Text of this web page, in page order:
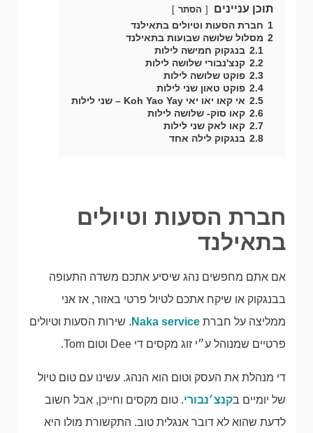
תוכן עניינים הסתר
1 חברת הסעות וטיולים בתאילנד
2 מסלול שלושה שבועות בתאילנד
2.1 בנגקוק חמישה לילות
2.2 קנצ'נבורי שלושה לילות
2.3 פוקט שלושה לילות
2.4 פוקט טאון שני לילות
2.5 אי קאו יאו יאי Koh Yao Yay – שני לילות
2.6 קאו סוק- שלושה לילות
2.7 קאו לאק שני לילות
2.8 בנגקוק לילה אחד
חברת הסעות וטיולים
בתאילנד
אם אתם מחפשים נהג שיסיע אתכם משדה התעופה
בבנגקוק או שיקח אתכם לטיול פרטי באזור, אז אני
ממליצה על חברת
. שירות הסעות וטיולים
פרטיים שמנוהל ע״י זוג מקסים די Dee וטום Tom.
די מנהלת את העסק וטום הוא הנהג. עשינו עם טום טיול
של יומיים בקנצ׳נבורי. טום מקסים וחייכן, אבל חשוב
לדעת שהוא לא דובר אנגלית טוב. התקשורת מולו היא